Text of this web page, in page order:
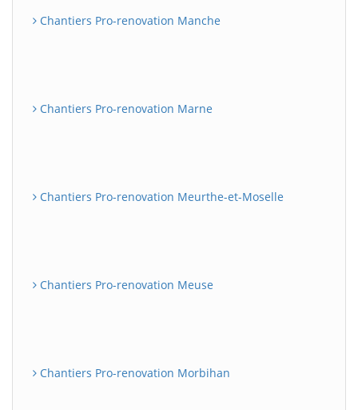
Chantiers Pro-renovation Manche
Chantiers Pro-renovation Marne
Chantiers Pro-renovation Meurthe-et-Moselle
Chantiers Pro-renovation Meuse
Chantiers Pro-renovation Morbihan